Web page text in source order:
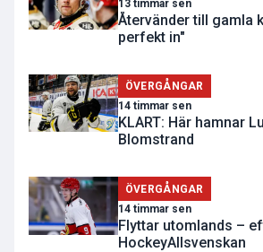
13 timmar sen
Återvänder till gamla
perfekt in"
ÖVERGÅNGAR
14 timmar sen
KLART: Här hamnar
Blomstrand
ÖVERGÅNGAR
14 timmar sen
Flyttar utomlands –
HockeyAllsvenskan